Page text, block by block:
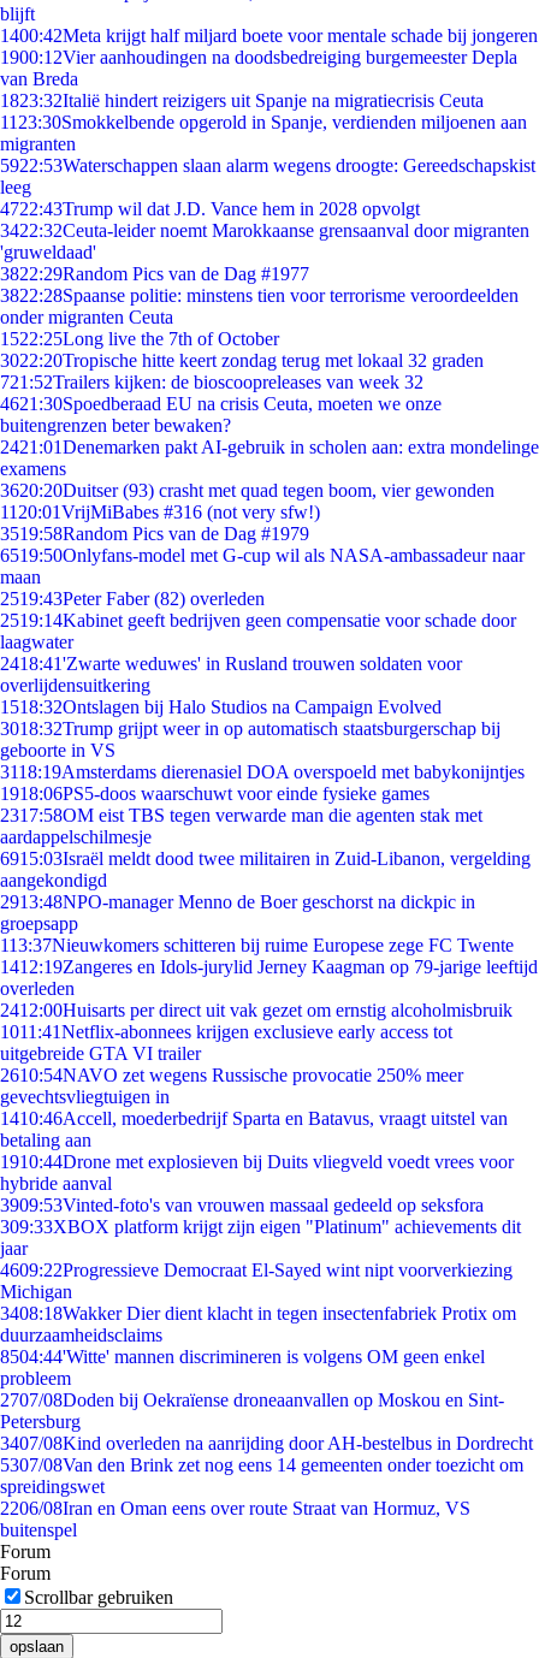
blijft
1400:42Meta krijgt half miljard boete voor mentale schade bij jongeren
1900:12Vier aanhoudingen na doodsbedreiging burgemeester Depla
van Breda
1823:32Italië hindert reizigers uit Spanje na migratiecrisis Ceuta
11 23:30Smokkelbende opgerold in Spanje, verdienden miljoenen aan
migranten
5922:53Waterschappen slaan alarm wegens droogte: Gereedschapskist
leeg
4722:43Trump wil dat J.D. Vance hem in 2028 opvolgt
3422:32Ceuta-leider noemt Marokkaanse grensaanval door migranten
'gruweldaad'
3822:29Random Pics van de Dag #1977
3822:28Spaanse politie: minstens tien voor terrorisme veroordeelden
onder migranten Ceuta
1522:25Long live the 7th of October
3022:20Tropische hitte keert zondag terug met lokaal 32 graden
721:52Trailers kijken: de bioscoopreleases van week 32
4621:30Spoedberaad EU na crisis Ceuta, moeten we onze
buitengrenzen beter bewaken?
2421:01Denemarken pakt AI-gebruik in scholen aan: extra mondelinge
examens
3620:20Duitser (93) crasht met quad tegen boom, vier gewonden
11 20:01VrijMiBabes #316 (not very sfw!)
3519:58Random Pics van de Dag #1979
6519:50Onlyfans-model met G-cup wil als NASA-ambassadeur naar
maan
2519:43Peter Faber (82) overleden
2519:14Kabinet geeft bedrijven geen compensatie voor schade door
laagwater
2418:41'Zwarte weduwes' in Rusland trouwen soldaten voor
overlijdensuitkering
1518:32Ontslagen bij Halo Studios na Campaign Evolved
3018:32Trump grijpt weer in op automatisch staatsburgerschap bij
geboorte in VS
3118:19Amsterdams dierenasiel DOA overspoeld met babykonijntjes
1918:06PS5-doos waarschuwt voor einde fysieke games
2317:58OM eist TBS tegen verwarde man die agenten stak met
aardappelschilmesje
6915:03Israël meldt dood twee militairen in Zuid-Libanon, vergelding
aangekondigd
2913:48NPO-manager Menno de Boer geschorst na dickpic in
groepsapp
113:37Nieuwkomers schitteren bij ruime Europese zege FC Twente
1412:19Zangeres en Idols-jurylid Jerney Kaagman op 79-jarige leeftijd
overleden
2412:00Huisarts per direct uit vak gezet om ernstig alcoholmisbruik
1011:41Netflix-abonnees krijgen exclusieve early access tot
uitgebreide GTA VI trailer
2610:54NAVO zet wegens Russische provocatie 250% meer
gevechtsvliegtuigen in
1410:46Accell, moederbedrijf Sparta en Batavus, vraagt uitstel van
betaling aan
1910:44Drone met explosieven bij Duits vliegveld voedt vrees voor
hybride aanval
3909:53Vinted-foto's van vrouwen massaal gedeeld op seksfora
309:33XBOX platform krijgt zijn eigen "Platinum" achievements dit
jaar
4609:22Progressieve Democraat El-Sayed wint nipt voorverkiezing
Michigan
3408:18Wakker Dier dient klacht in tegen insectenfabriek Protix om
duurzaamheidsclaims
8504:44'Witte' mannen discrimineren is volgens OM geen enkel
probleem
2707/08Doden bij Oekraïense droneaanvallen op Moskou en Sint-
Petersburg
3407/08Kind overleden na aanrijding door AH-bestelbus in Dordrecht
5307/08Van den Brink zet nog eens 14 gemeenten onder toezicht om
spreidingswet
2206/08Iran en Oman eens over route Straat van Hormuz, VS
buitenspel
Forum
Forum
Scrollbar gebruiken
opslaan